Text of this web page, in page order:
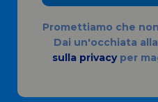
Promettiamo che
Dai un'occhiata
sulla privacyper